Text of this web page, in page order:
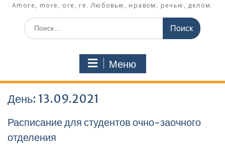
Amore, more, ore, re. Любовью, нравом, речью, делом.
Поиск
по:
Меню
День: 13.09.2021
Расписание для студентов очно-заочного
отделения